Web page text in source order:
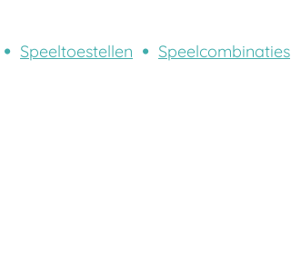
Speeltoestellen Speelcombinaties